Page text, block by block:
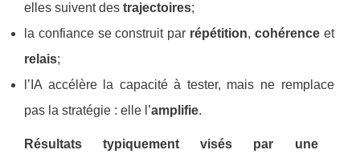
elles suivent des trajectoires;
la confiance se construit par répétition, cohérenceet
relais;
l’IA accélère la capacité à tester, mais ne remplace
pas la stratégie : elle l’amplifie.
Résultats typiquement visés par une